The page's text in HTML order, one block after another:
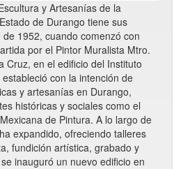
y Artesanías de la
de Durango tiene sus
1952, cuando comenzó con
por el Pintor Muralista Mtro.
Cruz, en el edificio del Instituto
con la intención de
y artesanías en Durango,
históricas y sociales como el
de Pintura. A lo largo de
expandido, ofreciendo talleres
fundición artística, grabado y
inauguró un nuevo edificio en